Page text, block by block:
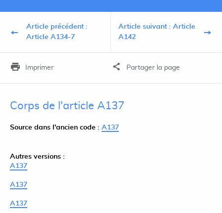
Article précédent :
Article A134-7
Article suivant : Article
A142
Imprimer Partager la page
Corps de l'article A137
Source dans l'ancien code : A137
Autres versions :
A137
A137
A137